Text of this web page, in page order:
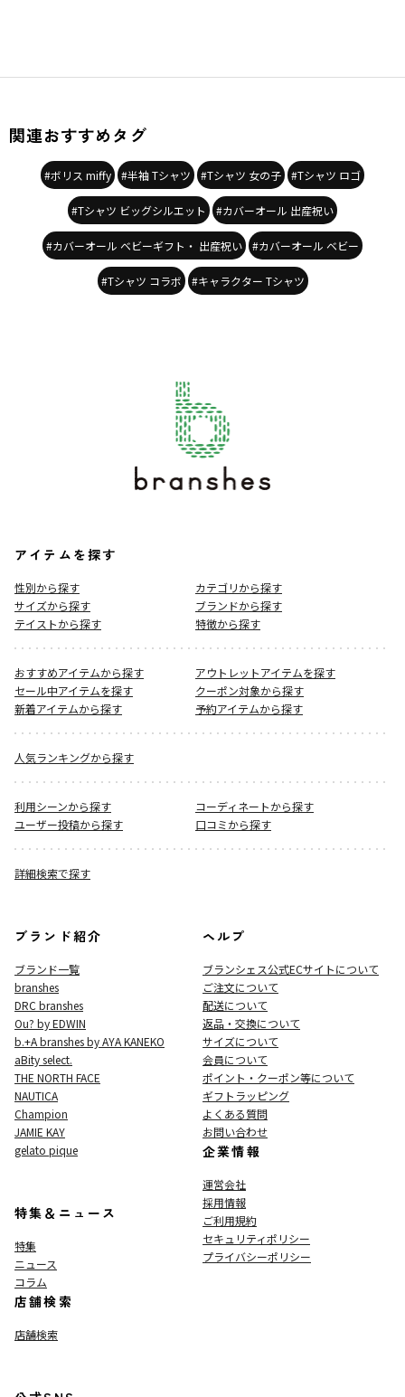
関連おすすめタグ
#ボリス miffy #半袖 Tシャツ #Tシャツ 女の子 #Tシャツ ロゴ
#Tシャツ ビッグシルエット #カバーオール 出産祝い
#カバーオール ベビーギフト・ 出産祝い #カバーオール ベビー
#Tシャツ コラボ #キャラクター Tシャツ
アイテムを探す
性別から探す
カテゴリから探す
サイズから探す
ブランドから探す
テイストから探す
特徴から探す
おすすめアイテムから探す
アウトレットアイテムを探す
セール中アイテムを探す
クーポン対象から探す
新着アイテムから探す
予約アイテムから探す
人気ランキングから探す
利用シーンから探す
コーディネートから探す
ユーザー投稿から探す
口コミから探す
詳細検索で探す
ブランド紹介
ブランド一覧
branshes
DRC branshes
Ou? by EDWIN
b.+A branshes by AYA KANEKO
aBity select.
THE NORTH FACE
NAUTICA
Champion
JAMIE KAY
gelato pique
特集＆ニュース
特集
ニュース
コラム
店舗検索
店舗検索
ヘルプ
ブランシェス公式ECサイトについて
ご注文について
配送について
返品・交換について
サイズについて
会員について
ポイント・クーポン等について
ギフトラッピング
よくある質問
お問い合わせ
企業情報
運営会社
採用情報
ご利用規約
セキュリティポリシー
プライバシーポリシー